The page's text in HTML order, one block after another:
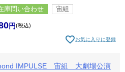
庫問い合わせ 宙組
税込
お気に入りに登録
IMPULSE 宙組 大劇場公演